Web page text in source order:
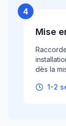
4
Mise
dès la
1-2